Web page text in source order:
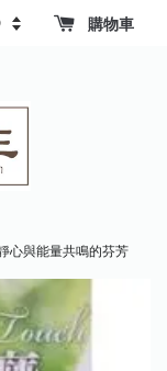
購物車
心與能量共鳴的芬芳